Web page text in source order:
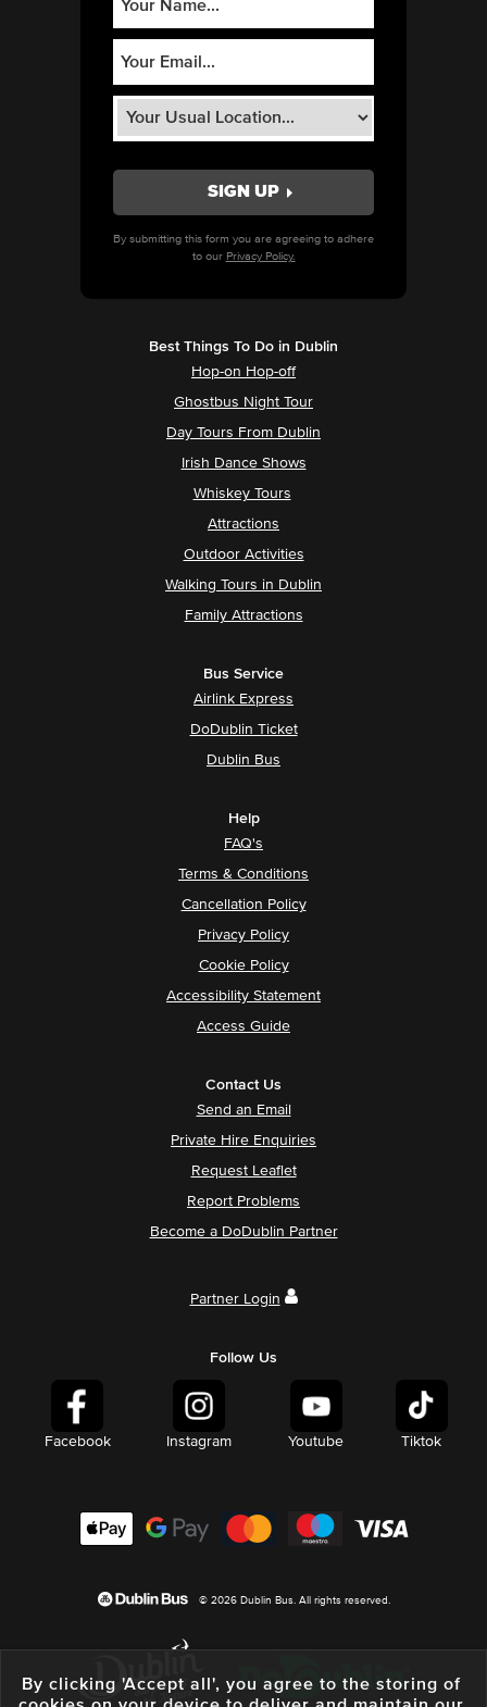
By submitting this form you are agreeing to adhere
to our Privacy Policy.
Best Things To Do in Dublin
Hop-on Hop-off
Ghostbus Night Tour
Day Tours From Dublin
Irish Dance Shows
Whiskey Tours
Attractions
Outdoor Activities
Walking Tours in Dublin
Family Attractions
Bus Service
Airlink Express
DoDublin Ticket
Dublin Bus
Help
FAQ's
Terms & Conditions
Cancellation Policy
Privacy Policy
Cookie Policy
Accessibility Statement
Access Guide
Contact Us
Send an Email
Private Hire Enquiries
Request Leaflet
Report Problems
Become a DoDublin Partner
Partner Login
Follow Us
Facebook Instagram Youtube Tiktok
© 2026 Dublin Bus. All rights reserved.
By clicking 'Accept all', you agree to the storing of